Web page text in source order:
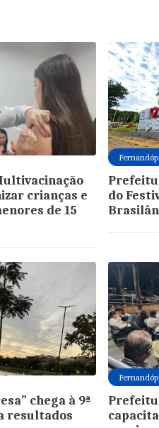
crianças e
de 15
do
chega à 9ª
resultados